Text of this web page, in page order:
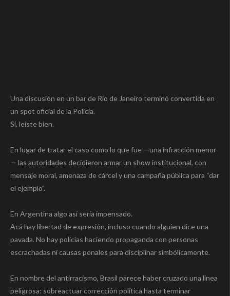
Una discusión en un bar de Río de Janeiro terminó convertida en
un spot oficial de la Policía.
Sí, leíste bien.
En lugar de tratar el caso como lo que fue —una infracción menor
— las autoridades decidieron armar un show institucional, con
mensaje moral, amenaza de cárcel y una campaña pública para “dar
el ejemplo”.
En Argentina algo así sería impensado.
Acá hay libertad de expresión, incluso cuando alguien dice una
pavada. No hay policías haciendo propaganda con personas
escrachadas ni causas penales para disciplinar simbólicamente.
En nombre del antirracismo, Brasil parece haber cruzado una línea
peligrosa: sobreactuar corrección política hasta terminar